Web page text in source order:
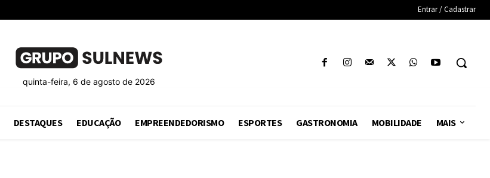
Entrar / Cadastrar
quinta-feira, 6 de agosto de 2026
DESTAQUES EDUCAÇÃO EMPREENDEDORISMO ESPORTES GASTRONOMIA MOBILIDADE MAIS